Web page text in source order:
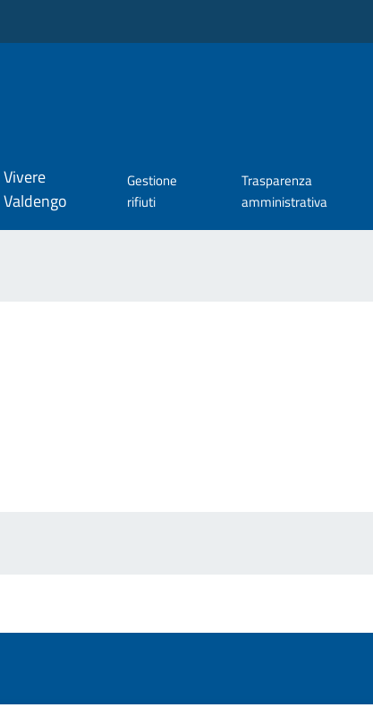
Vivere
Valdengo
Gestione
rifiuti
Trasparenza
amministrativa